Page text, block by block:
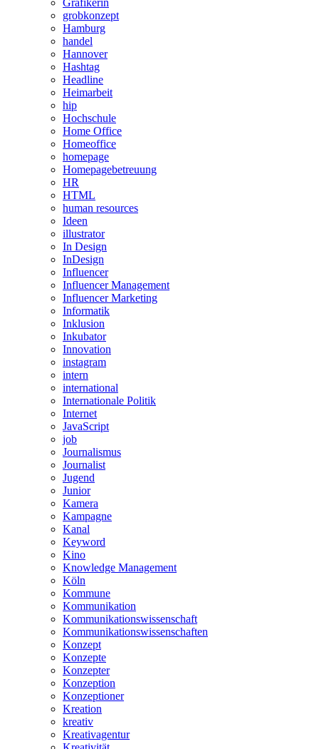
grobkonzept
Hamburg
handel
Hannover
Hashtag
Headline
Heimarbeit
hip
Hochschule
Home Office
Homeoffice
homepage
Homepagebetreuung
HR
HTML
human resources
Ideen
illustrator
In Design
InDesign
Influencer
Influencer Management
Influencer Marketing
Informatik
Inklusion
Inkubator
Innovation
instagram
intern
international
Internationale Politik
Internet
JavaScript
job
Journalismus
Journalist
Jugend
Junior
Kamera
Kampagne
Kanal
Keyword
Kino
Knowledge Management
Köln
Kommune
Kommunikation
Kommunikationswissenschaft
Kommunikationswissenschaften
Konzept
Konzepte
Konzepter
Konzeption
Konzeptioner
Kreation
kreativ
Kreativagentur